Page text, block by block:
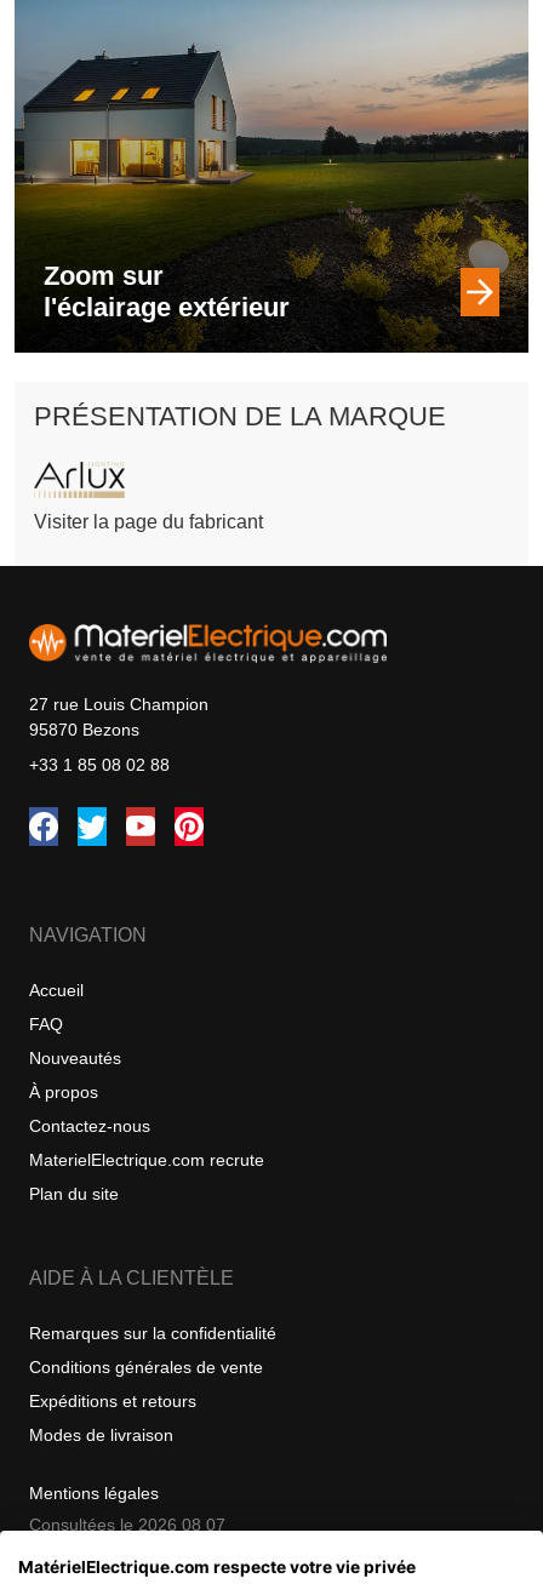
Zoom sur
l'éclairage extérieur
PRÉSENTATION DE LA MARQUE
Visiter la page du fabricant
27 rue Louis Champion
95870 Bezons
+33 1 85 08 02 88
NAVIGATION
Accueil
FAQ
Nouveautés
À propos
Contactez-nous
MaterielElectrique.com recrute
Plan du site
AIDE À LA CLIENTÈLE
Remarques sur la confidentialité
Conditions générales de vente
Expéditions et retours
Modes de livraison
Mentions légales
Consultées le 2026 08 07
MatérielElectrique.com respecte votre vie privée